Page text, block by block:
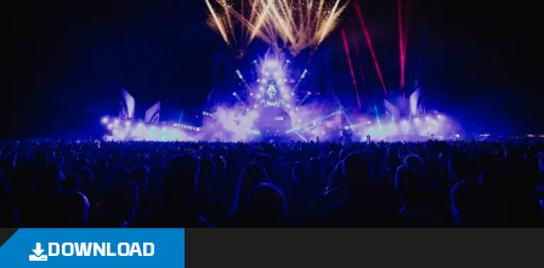
DOWNLOAD